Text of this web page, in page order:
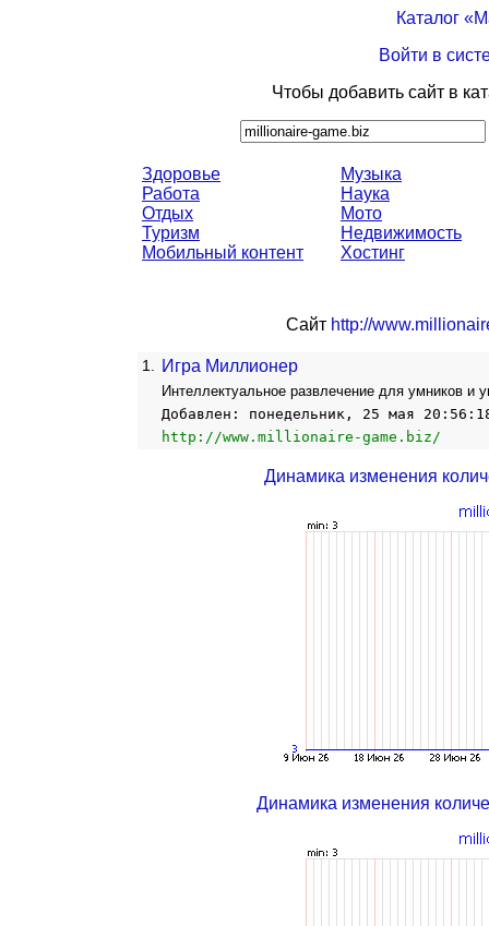
Каталог
Войти в
Чтобы добавить сайт в
Здоровье
Работа
Отдых
Туризм
Мобильный контент
Музыка
Наука
Мото
Недвижимость
Хостинг
Сайт http://
1. Игра Миллионер
Интеллектуальное развлечение для умников и
Добавлен: понедельник, 25 мая
http://www.millionaire-game.biz/
Динамика изменения
Динамика изменения